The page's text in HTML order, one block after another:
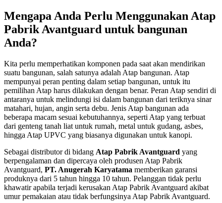
Mengapa Anda Perlu Menggunakan Atap
Pabrik Avantguard untuk bangunan
Anda?
Kita perlu memperhatikan komponen pada saat akan mendirikan
suatu bangunan, salah satunya adalah Atap bangunan. Atap
mempunyai peran penting dalam setiap bangunan, untuk itu
pemilihan Atap harus dilakukan dengan benar. Peran Atap sendiri di
antaranya untuk melindungi isi dalam bangunan dari teriknya sinar
matahari, hujan, angin serta debu. Jenis Atap bangunan ada
beberapa macam sesuai kebutuhannya, seperti Atap yang terbuat
dari genteng tanah liat untuk rumah, metal untuk gudang, asbes,
hingga Atap UPVC yang biasanya digunakan untuk kanopi.
Sebagai distributor di bidang Atap Pabrik Avantguard yang
berpengalaman dan dipercaya oleh produsen Atap Pabrik
Avantguard, PT. Anugerah Karyatama memberikan garansi
produknya dari 5 tahun hingga 10 tahun. Pelanggan tidak perlu
khawatir apabila terjadi kerusakan Atap Pabrik Avantguard akibat
umur pemakaian atau tidak berfungsinya Atap Pabrik Avantguard.